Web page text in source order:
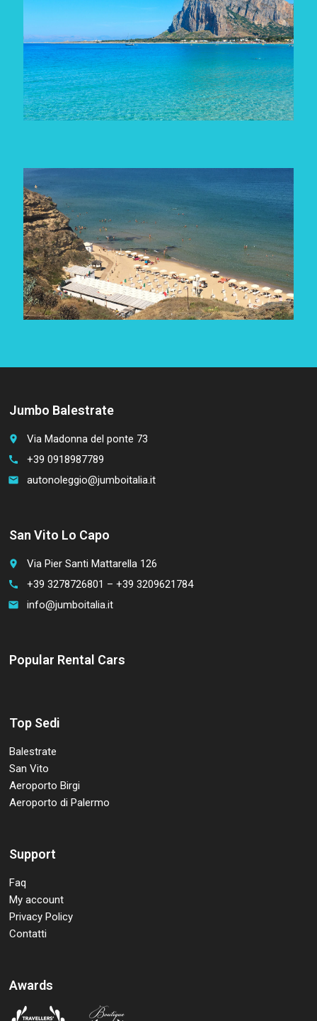
Jumbo Balestrate
place Via Madonna del ponte 73
call +39 0918987789
email autonoleggio@jumboitalia.it
San Vito Lo Capo
place Via Pier Santi Mattarella 126
call +39 3278726801 – +39 3209621784
email info@jumboitalia.it
Popular Rental Cars
Top Sedi
Balestrate
San Vito
Aeroporto Birgi
Aeroporto di Palermo
Support
Faq
My account
Privacy Policy
Contatti
Awards